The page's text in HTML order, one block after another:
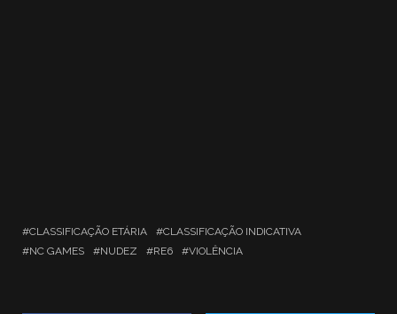
CLASSIFICAÇÃO ETÁRIA
CLASSIFICAÇÃO INDICATIVA
NC GAMES
NUDEZ RE6 VIOLÊNCIA